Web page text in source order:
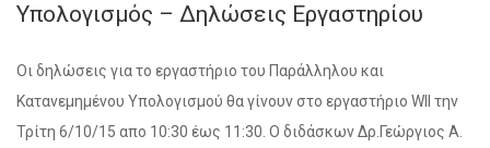
Υπολογισμός – Δηλώσεις Εργαστηρίου
Οι δηλώσεις για το εργαστήριο του Παράλληλου και
Κατανεμημένου Υπολογισμού θα γίνουν στο εργαστήριο WII την
Τρίτη 6/10/15 απο 10:30 έως 11:30. Ο διδάσκων Δρ.Γεώργιος Α.